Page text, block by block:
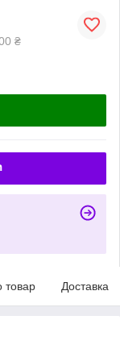
₴
товар Доставка